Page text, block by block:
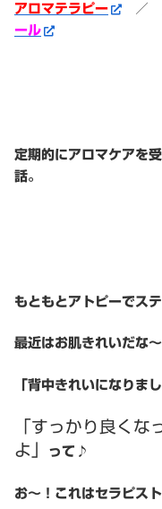
アロマテラピー ／
ール
定期的にアロマケアを
話。
もともとアトピーでス
最近はお肌きれいだな〜
「背中きれいになりま
「すっかり良くな
よ」
って♪
お〜！これはセラピス